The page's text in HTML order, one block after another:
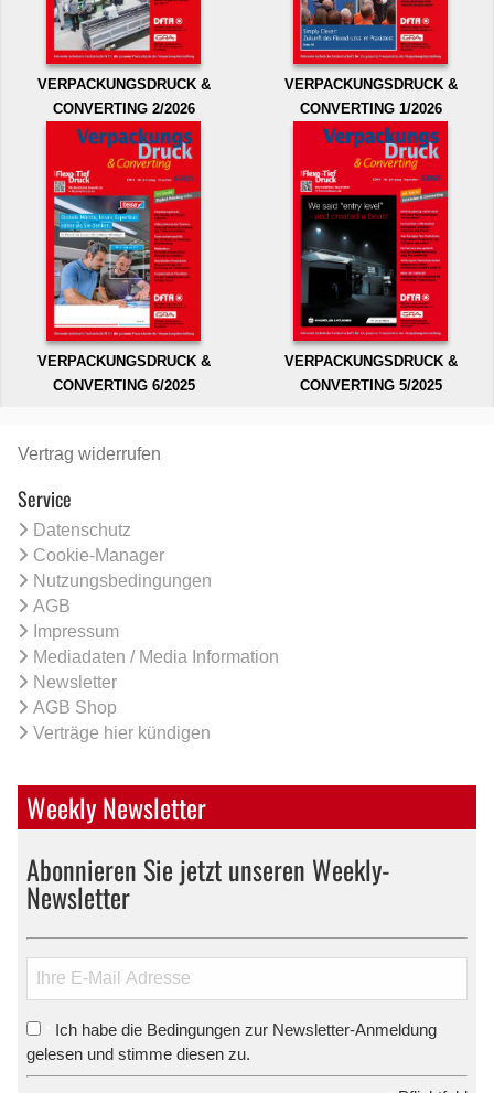
VERPACKUNGSDRUCK &
CONVERTING 2/2026
VERPACKUNGSDRUCK &
CONVERTING 1/2026
VERPACKUNGSDRUCK &
CONVERTING 6/2025
VERPACKUNGSDRUCK &
CONVERTING 5/2025
Vertrag widerrufen
Service
Datenschutz
Cookie-Manager
Nutzungsbedingungen
AGB
Impressum
Mediadaten / Media Information
Newsletter
AGB Shop
Verträge hier kündigen
Weekly Newsletter
Abonnieren Sie jetzt unseren Weekly-
Newsletter
Ich habe die Bedingungen zur Newsletter-Anmeldung
gelesen und stimme diesen zu.